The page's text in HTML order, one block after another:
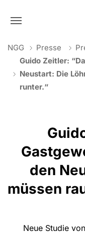
You are here:
NGG Presse
Guido Zeitler:
Neustart: Die
runter.“
den
müssen
Neue Studie